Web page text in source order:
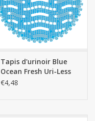
Tapis d'urinoir Blue
Ocean Fresh Uri-Less
1pcs
€4,48